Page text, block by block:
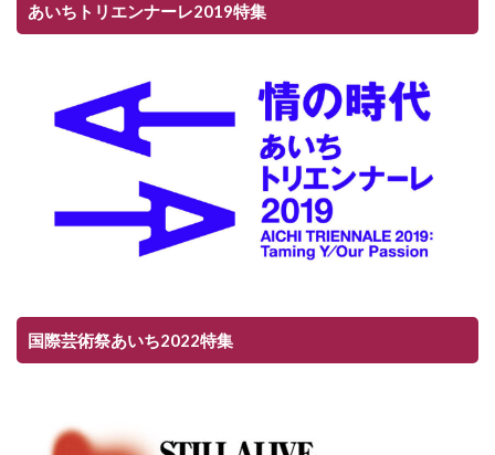
あいちトリエンナーレ2019特集
国際芸術祭あいち2022特集